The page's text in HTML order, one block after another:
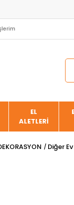
EL
ALETLERİ
Diğer